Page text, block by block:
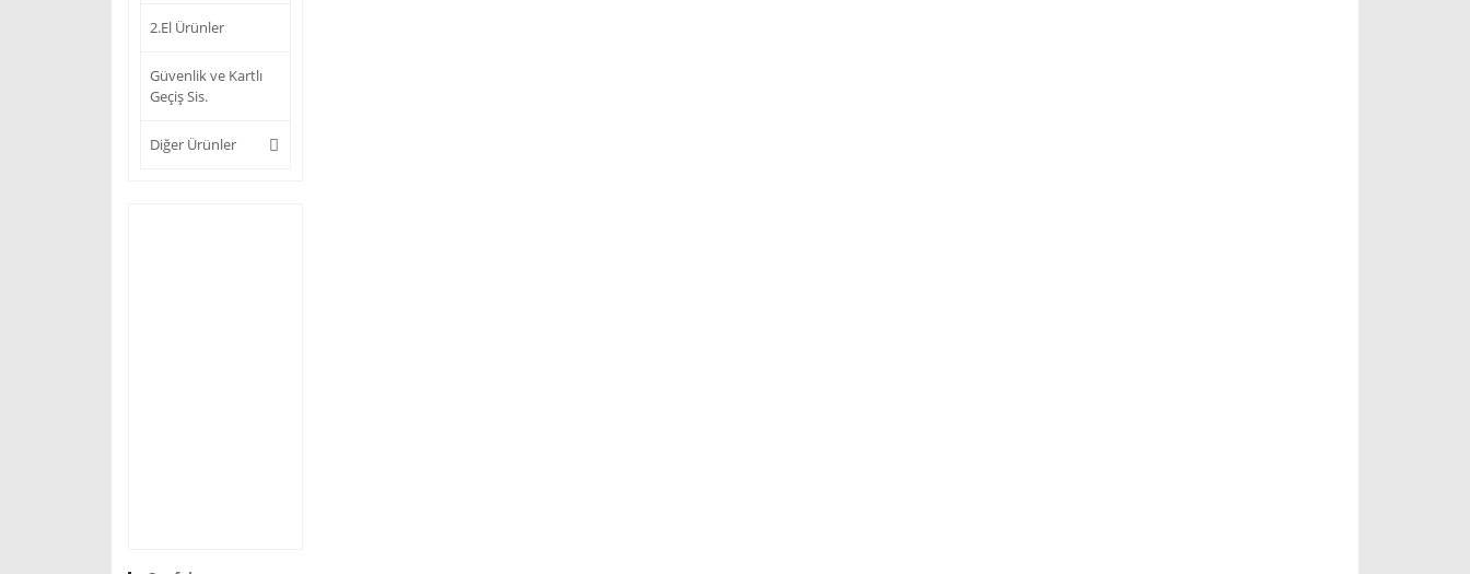
2.El Ürünler
Güvenlik ve Kartlı
Geçiş Sis.
Diğer Ürünler